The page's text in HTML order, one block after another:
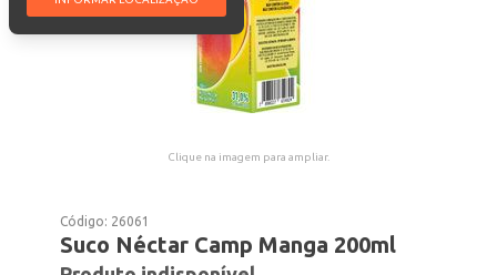
Clique na imagem para ampliar.
Código: 26061
Suco Néctar Camp Manga 200ml